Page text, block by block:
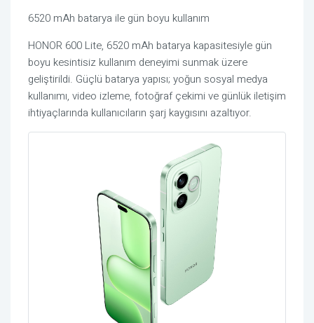
6520 mAh batarya ile gün boyu kullanım
HONOR 600 Lite, 6520 mAh batarya kapasitesiyle gün
boyu kesintisiz kullanım deneyimi sunmak üzere
geliştirildi. Güçlü batarya yapısı; yoğun sosyal medya
kullanımı, video izleme, fotoğraf çekimi ve günlük iletişim
ihtiyaçlarında kullanıcıların şarj kaygısını azaltıyor.